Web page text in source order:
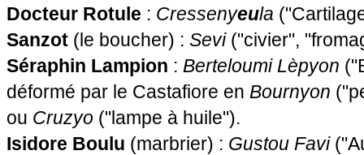
Docteur Rotule : Cressenyeula
Sanzot (le boucher) : Sevi("civier",
Séraphin Lampion : Berteloumi Lèpyon
déformé par le Castafiore en Bournyon
ou Cruzyo ("lampe à huile").
Isidore Boulu (marbrier) : Gustou Favi